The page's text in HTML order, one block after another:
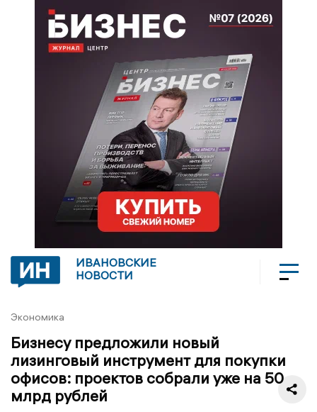
ИВАНОВСКИЕ
НОВОСТИ
Экономика
Бизнесу предложили новый
лизинговый инструмент для покупки
офисов: проектов собрали уже на 50
млрд рублей